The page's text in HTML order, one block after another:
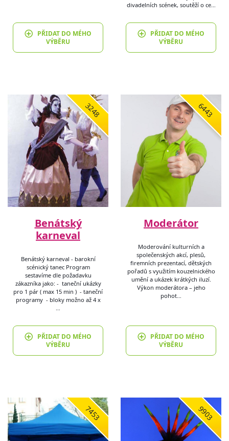
PŘIDAT DO MÉHO
VÝBĚRU
divadelních scének, soutěží o ce…
PŘIDAT DO MÉHO
VÝBĚRU
3248
Benátský
karneval
Benátský karneval - barokní
scénický tanec Program
sestavíme dle požadavku
zákazníka jako: - taneční ukázky
pro 1 pár ( max 15 min ) - taneční
programy - bloky možno až 4 x
PŘIDAT DO MÉHO
VÝBĚRU
6443
Moderátor
Moderování kulturních a
společenských akcí, plesů,
firemních prezentací, dětských
pořadů s využitím kouzelnického
umění a ukázek krátkých iluzí.
Výkon moderátora – jeho
pohot…
PŘIDAT DO MÉHO
VÝBĚRU
7453 9903